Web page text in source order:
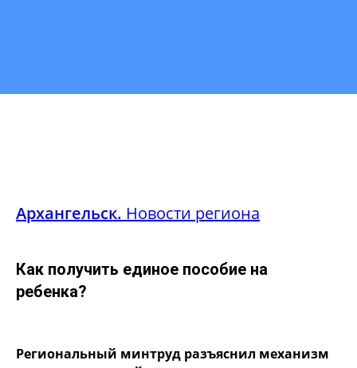
Архангельск. Новости региона
Как получить единое пособие на
ребенка?
Региональный минтруд разъяснил механизм